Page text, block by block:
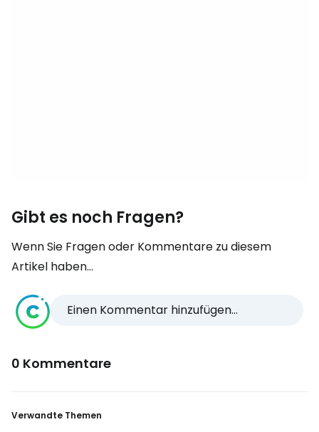
Gibt es noch Fragen?
Wenn Sie Fragen oder Kommentare zu diesem
Artikel haben...
Einen Kommentar hinzufügen...
0 Kommentare
Verwandte Themen